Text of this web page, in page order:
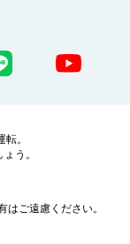
。
う。
ご遠慮ください。